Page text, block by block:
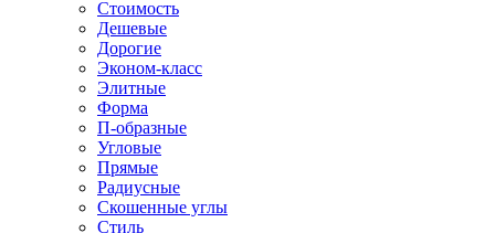
Стоимость
Дешевые
Дорогие
Эконом-класс
Элитные
Форма
П-образные
Угловые
Прямые
Радиусные
Скошенные углы
Стиль